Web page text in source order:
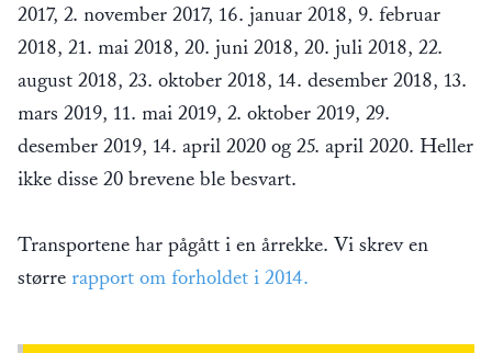
2017, 2. november 2017, 16. januar 2018, 9. februar
2018, 21. mai 2018, 20. juni 2018, 20. juli 2018, 22.
august 2018, 23. oktober 2018, 14. desember 2018, 13.
mars 2019, 11. mai 2019, 2. oktober 2019, 29.
desember 2019, 14. april 2020 og 25. april 2020. Heller
ikke disse 20 brevene ble besvart.
Transportene har pågått i en årrekke. Vi skrev en
større rapport om forholdet i 2014.